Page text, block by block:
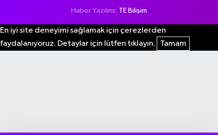
Haber Yazılımı: TE Bilişim
En iyi site deneyimi sağlamak için çerezlerden
faydalanıyoruz. Detaylar için lütfen tıklayın.
Tamam